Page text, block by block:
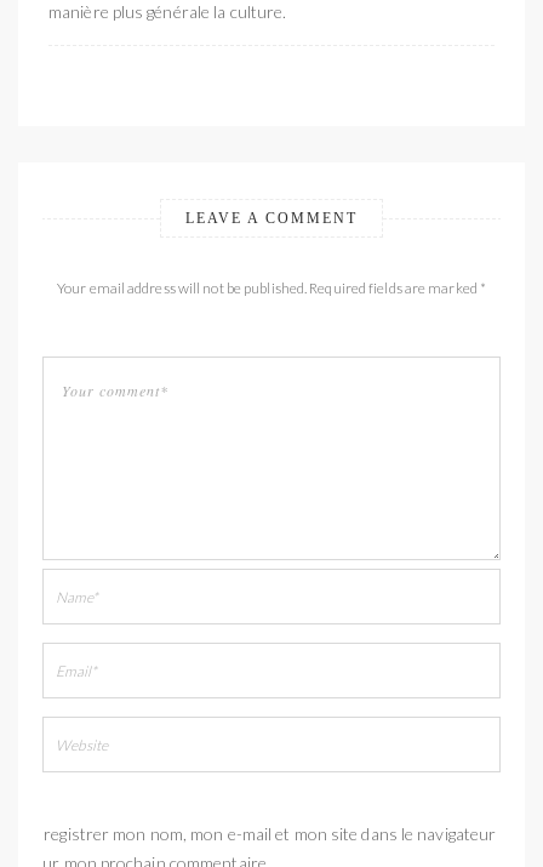
manière plus générale la culture.
LEAVE A COMMENT
Your email address will not be published. Required fields are marked *
Enregistrer mon nom, mon e-mail et mon site dans le navigateur
pour mon prochain commentaire.